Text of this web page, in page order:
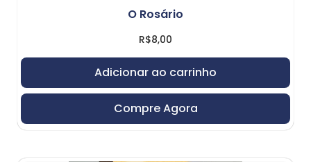
O Rosário
R$8,00
Adicionar ao carrinho
Compre Agora